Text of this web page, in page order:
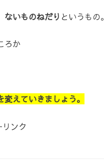
ないものねだり というもの。
ろか
えていきましょう。
ンク